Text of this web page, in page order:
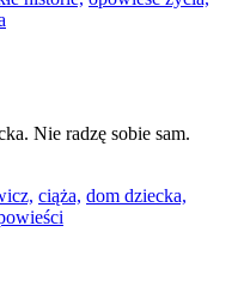
Nie radzę sobie sam.
ciąża, dom dziecka,